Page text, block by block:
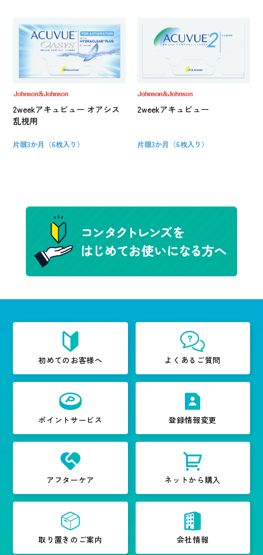
2weekアキュビュー オアシス
乱視用
片眼3か月（6枚入り）
2weekアキュビュー
片眼3か月（6枚入り）
初めてのお客様へ よくあるご質問
ポイントサービス 登録情報変更
アフターケア ネットから購入
取り置きのご案内 会社情報